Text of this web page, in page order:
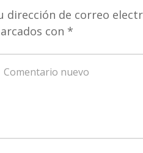
dirección de correo
con *
*